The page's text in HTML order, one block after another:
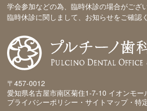
学会参加などの為、臨時休診の場合がござい
臨時休診に関しまして、お知らせをご確認
〒457-0012
愛知県名古屋市南区菊住1-7-10 イオンモー
プライバシーポリシー・サイトマップ・特